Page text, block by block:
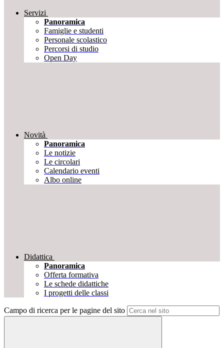
Servizi
Panoramica
Famiglie e studenti
Personale scolastico
Percorsi di studio
Open Day
Novità
Panoramica
Le notizie
Le circolari
Calendario eventi
Albo online
Didattica
Panoramica
Offerta formativa
Le schede didattiche
I progetti delle classi
Campo di ricerca per le pagine del sito